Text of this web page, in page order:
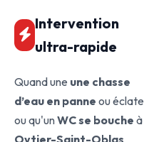
Intervention
ultra-rapide
Quand une une chasse
d’eau en panne ou éclate
ou qu'unWC se bouche à
Oytier-Saint-Oblas